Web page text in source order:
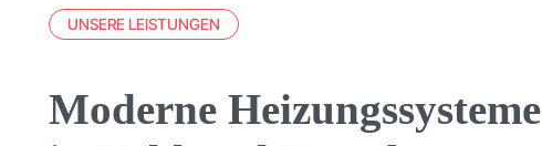
UNSERE LEISTUNGEN
Moderne Heizungssysteme